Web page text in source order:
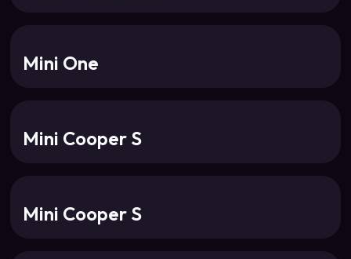
Mini One
Mini Cooper S
Mini Cooper S